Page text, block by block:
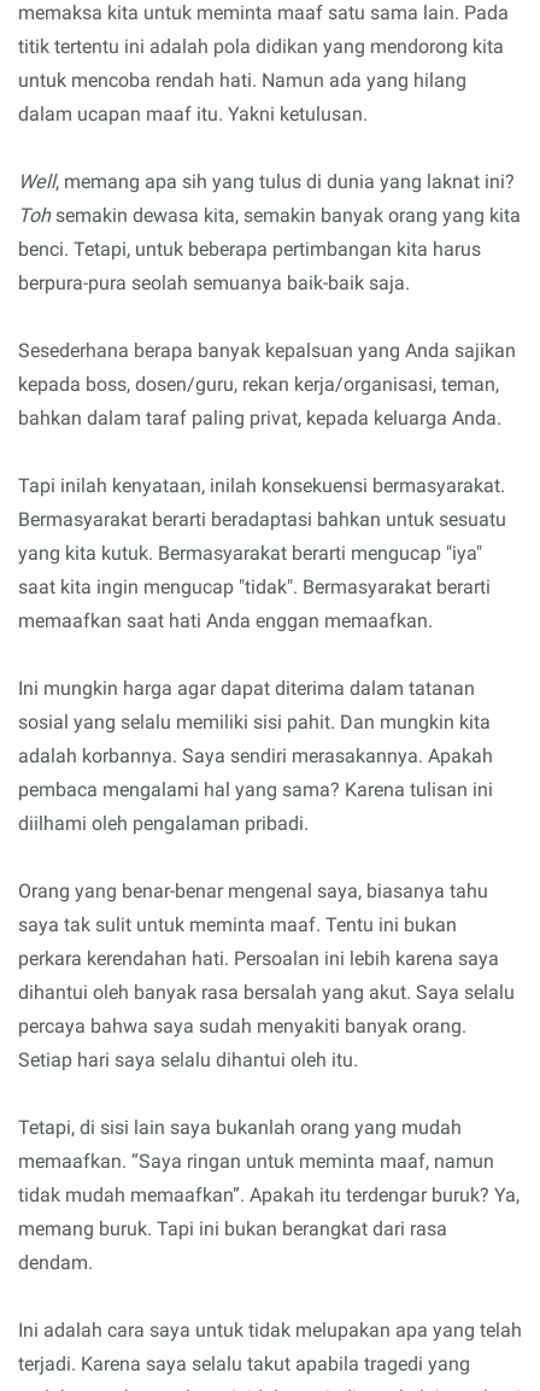
memaksa kita untuk meminta maaf satu sama lain. Pada
titik tertentu ini adalah pola didikan yang mendorong kita
untuk mencoba rendah hati. Namun ada yang hilang
dalam ucapan maaf itu. Yakni ketulusan.
Well, memang apa sih yang tulus di dunia yang laknat ini?
Tohsemakin dewasa kita, semakin banyak orang yang kita
benci. Tetapi, untuk beberapa pertimbangan kita harus
berpura-pura seolah semuanya baik-baik saja.
Sesederhana berapa banyak kepalsuan yang Anda sajikan
kepada boss, dosen/guru, rekan kerja/organisasi, teman,
bahkan dalam taraf paling privat, kepada keluarga Anda.
Tapi inilah kenyataan, inilah konsekuensi bermasyarakat.
Bermasyarakat berarti beradaptasi bahkan untuk sesuatu
yang kita kutuk. Bermasyarakat berarti mengucap "iya"
saat kita ingin mengucap "tidak". Bermasyarakat berarti
memaafkan saat hati Anda enggan memaafkan.
Ini mungkin harga agar dapat diterima dalam tatanan
sosial yang selalu memiliki sisi pahit. Dan mungkin kita
adalah korbannya. Saya sendiri merasakannya. Apakah
pembaca mengalami hal yang sama? Karena tulisan ini
diilhami oleh pengalaman pribadi.
Orang yang benar-benar mengenal saya, biasanya tahu
saya tak sulit untuk meminta maaf. Tentu ini bukan
perkara kerendahan hati. Persoalan ini lebih karena saya
dihantui oleh banyak rasa bersalah yang akut. Saya selalu
percaya bahwa saya sudah menyakiti banyak orang.
Setiap hari saya selalu dihantui oleh itu.
Tetapi, di sisi lain saya bukanlah orang yang mudah
memaafkan. “Saya ringan untuk meminta maaf, namun
tidak mudah memaafkan”. Apakah itu terdengar buruk? Ya,
memang buruk. Tapi ini bukan berangkat dari rasa
dendam.
Ini adalah cara saya untuk tidak melupakan apa yang telah
terjadi. Karena saya selalu takut apabila tragedi yang